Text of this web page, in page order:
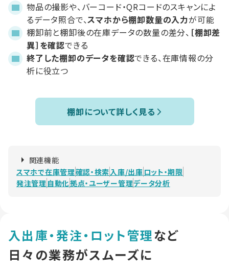
物品の撮影や、バーコード・QRコードのスキャンによ
るデータ照合で、スマホから棚卸数量の入力が可能
棚卸前と棚卸後の在庫データの数量の差分、 ［棚卸差
異］を確認できる
終了した棚卸のデータを確認できる、在庫情報の分
析に役立つ
棚卸について詳しく見る
関連機能
スマホで在庫管理確認・検索入庫/出庫 ロット・期限
発注管理 自動化拠点・ユーザー管理データ分析
入出庫・発注・ロット管理など
日々の業務がスムーズに